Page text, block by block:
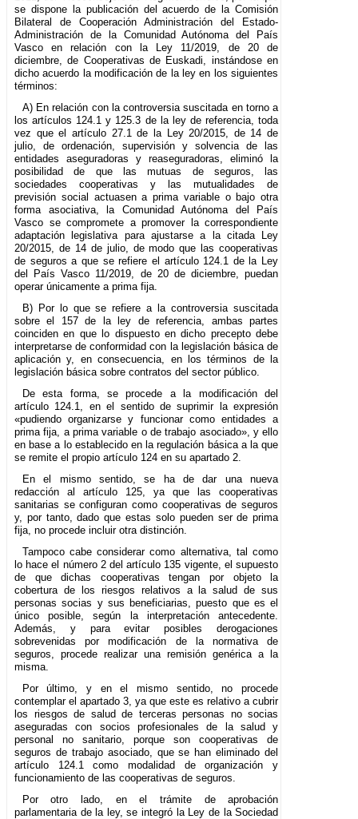
se dispone la publicación del acuerdo de la Comisión
Bilateral de Cooperación Administración del Estado-
Administración de la Comunidad Autónoma del País
Vasco en relación con la Ley 11/2019, de 20 de
diciembre, de Cooperativas de Euskadi, instándose en
dicho acuerdo la modificación de la ley en los siguientes
términos:
A) En relación con la controversia suscitada en torno a
los artículos 124.1 y 125.3 de la ley de referencia, toda
vez que el artículo 27.1 de la Ley 20/2015, de 14 de
julio, de ordenación, supervisión y solvencia de las
entidades aseguradoras y reaseguradoras, eliminó la
posibilidad de que las mutuas de seguros, las
sociedades cooperativas y las mutualidades de
previsión social actuasen a prima variable o bajo otra
forma asociativa, la Comunidad Autónoma del País
Vasco se compromete a promover la correspondiente
adaptación legislativa para ajustarse a la citada Ley
20/2015, de 14 de julio, de modo que las cooperativas
de seguros a que se refiere el artículo 124.1 de la Ley
del País Vasco 11/2019, de 20 de diciembre, puedan
operar únicamente a prima fija.
B) Por lo que se refiere a la controversia suscitada
sobre el 157 de la ley de referencia, ambas partes
coinciden en que lo dispuesto en dicho precepto debe
interpretarse de conformidad con la legislación básica de
aplicación y, en consecuencia, en los términos de la
legislación básica sobre contratos del sector público.
De esta forma, se procede a la modificación del
artículo 124.1, en el sentido de suprimir la expresión
«pudiendo organizarse y funcionar como entidades a
prima fija, a prima variable o de trabajo asociado», y ello
en base a lo establecido en la regulación básica a la que
se remite el propio artículo 124 en su apartado 2.
En el mismo sentido, se ha de dar una nueva
redacción al artículo 125, ya que las cooperativas
sanitarias se configuran como cooperativas de seguros
y, por tanto, dado que estas solo pueden ser de prima
fija, no procede incluir otra distinción.
Tampoco cabe considerar como alternativa, tal como
lo hace el número 2 del artículo 135 vigente, el supuesto
de que dichas cooperativas tengan por objeto la
cobertura de los riesgos relativos a la salud de sus
personas socias y sus beneficiarias, puesto que es el
único posible, según la interpretación antecedente.
Además, y para evitar posibles derogaciones
sobrevenidas por modificación de la normativa de
seguros, procede realizar una remisión genérica a la
misma.
Por último, y en el mismo sentido, no procede
contemplar el apartado 3, ya que este es relativo a cubrir
los riesgos de salud de terceras personas no socias
aseguradas con socios profesionales de la salud y
personal no sanitario, porque son cooperativas de
seguros de trabajo asociado, que se han eliminado del
artículo 124.1 como modalidad de organización y
funcionamiento de las cooperativas de seguros.
Por otro lado, en el trámite de aprobación
parlamentaria de la ley, se integró la Ley de la Sociedad